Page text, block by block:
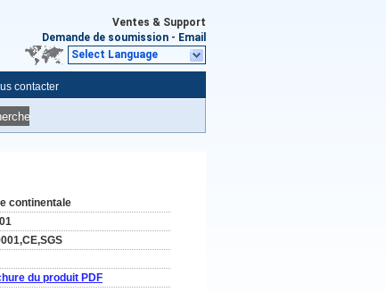
Ventes & Support
Demande de soumission - Email
Select Language
contacter
continentale
du produit PDF